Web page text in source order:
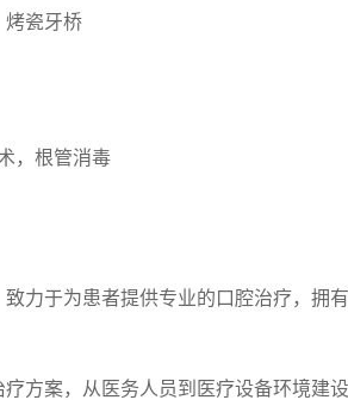
烤瓷牙桥
，根管消毒
力于为患者提供专业的口腔治疗，拥有
方案，从医务人员到医疗设备环境建